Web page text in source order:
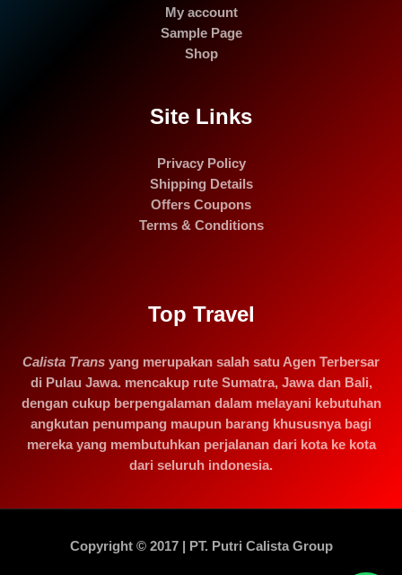
My account
Sample Page
Shop
Site Links
Privacy Policy
Shipping Details
Offers Coupons
Terms & Conditions
Top Travel
Calista Trans yang merupakan salah satu Agen Terbersar
di Pulau Jawa. mencakup rute Sumatra, Jawa dan Bali,
dengan cukup berpengalaman dalam melayani kebutuhan
angkutan penumpang maupun barang khususnya bagi
mereka yang membutuhkan perjalanan dari kota ke kota
dari seluruh indonesia.
Copyright © 2017 | PT. Putri Calista Group